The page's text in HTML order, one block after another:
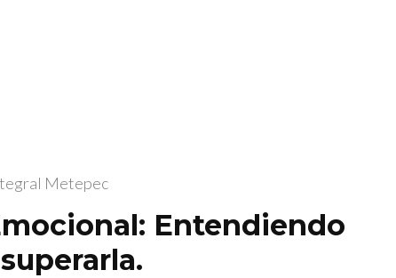
Metepec
Entendiendo